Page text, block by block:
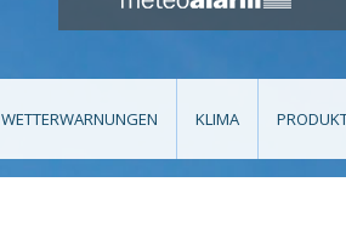
WETTERWARNUNGEN KLIMA